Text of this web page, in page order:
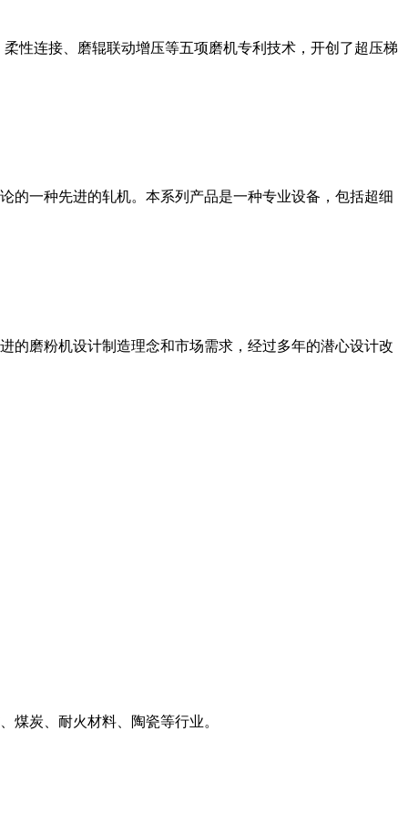
性连接、磨辊联动增压等五项磨机专利技术，开创了超压梯
的一种先进的轧机。本系列产品是一种专业设备，包括超细
的磨粉机设计制造理念和市场需求，经过多年的潜心设计改
煤炭、耐火材料、陶瓷等行业。